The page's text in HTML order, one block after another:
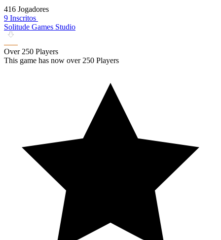
416 Jogadores
9 Inscritos
Solitude Games Studio
Over 250 Players
This game has now over 250 Players